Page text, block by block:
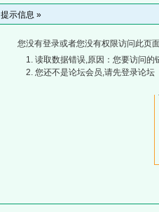
提示信息 »
您没有登录或者您没有权限访问此页
读取数据错误,原因：您要访问的
您还不是论坛会员,请先登录论坛